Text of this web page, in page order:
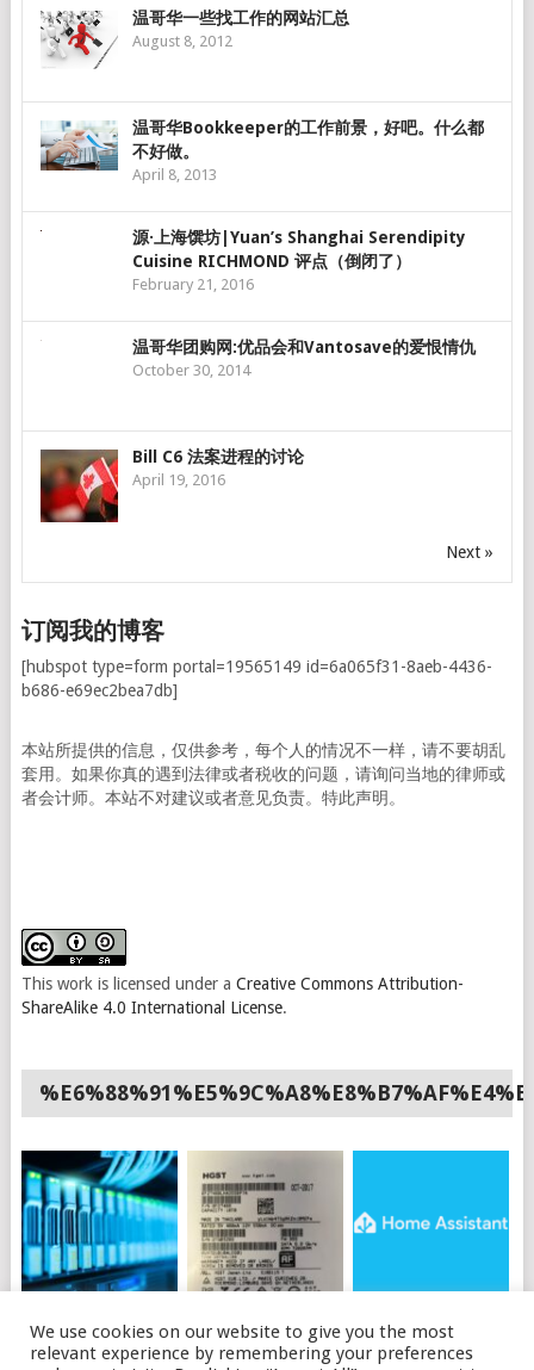
温哥华一些找工作的网站汇总
August 8, 2012
温哥华Bookkeeper的工作前景，好吧。什么都
不好做。
April 8, 2013
源·上海馔坊|Yuan’s Shanghai Serendipity
Cuisine RICHMOND 评点（倒闭了）
February 21, 2016
温哥华团购网:优品会和Vantosave的爱恨情仇
October 30, 2014
Bill C6 法案进程的讨论
April 19, 2016
Next »
订阅我的博客
[hubspot type=form portal=19565149 id=6a065f31-8aeb-4436-
b686-e69ec2bea7db]
本站所提供的信息，仅供参考，每个人的情况不一样，请不要胡乱
套用。如果你真的遇到法律或者税收的问题，请询问当地的律师或
者会计师。本站不对建议或者意见负责。特此声明。
This work is licensed under a Creative Commons Attribution-
ShareAlike 4.0 International License.
独立服务器
识别的可能原因及解决
办法
装HACS
We use cookies on our website to give you the most
relevant experience by remembering your preferences